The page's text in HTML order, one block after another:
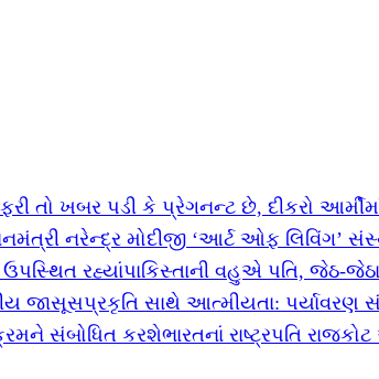
તો ખબર પડી કે પ્રેગનન્ટ છે, દીકરો
નરેન્દ્ર મોદીજી ‘આર્ટ ઓફ લિવિંગ’
ઉપસ્થિત રહ્યાંપાકિસ્તાની વહુએ પતિ, જેઠ-
જાસૂસપ્રકૃતિ સાથે આત્મીયતા: પર્યાવરણ
સંબોધિત કરશેભારતનાં રાષ્ટ્રપતિ